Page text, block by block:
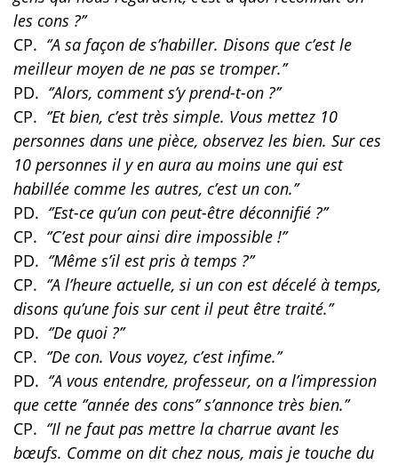
les cons ?’’
CP. ‘’A sa façon de s’habiller. Disons que c’est le
meilleur moyen de ne pas se tromper.’’
PD. ‘’Alors, comment s’y prend-t-on ?’’
CP. ‘’Et bien, c’est très simple. Vous mettez 10
personnes dans une pièce, observez les bien. Sur ces
10 personnes il y en aura au moins une qui est
habillée comme les autres, c’est un con.’’
PD. ‘’Est-ce qu’un con peut-être déconnifié ?’’
CP. ‘’C’est pour ainsi dire impossible !’’
PD. ‘’Même s’il est pris à temps ?’’
CP. ‘’A l’heure actuelle, si un con est décelé à temps,
disons qu’une fois sur cent il peut être traité.’’
PD. ‘’De quoi ?’’
CP. ‘’De con. Vous voyez, c’est infime.’’
PD. ‘’A vous entendre, professeur, on a l’impression
que cette ‘’année des cons’’ s’annonce très bien.’’
CP. ‘’Il ne faut pas mettre la charrue avant les
bœufs. Comme on dit chez nous, mais je touche du